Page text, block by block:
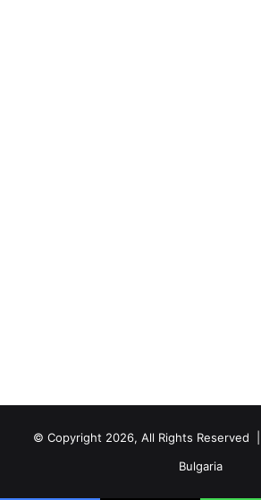
© Copyright 2026, All Rights Reserved |
Bulgaria